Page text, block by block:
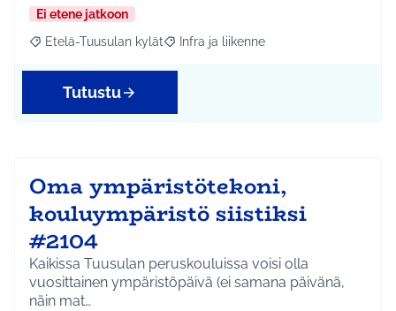
Ei etene jatkoon
Rajaa tulokset aihepiirin mukaan: Etelä-Tuusulan kylät
Etelä-Tuusulan kylät Rajaa tulokset teeman mukaan: Infra ja
Infra ja liikenne
Tutustu
Oma ympäristötekoni,
kouluympäristö siistiksi
#2104
Kaikissa Tuusulan peruskouluissa voisi olla
vuosittainen ympäristöpäivä (ei samana päivänä,
näin mat…